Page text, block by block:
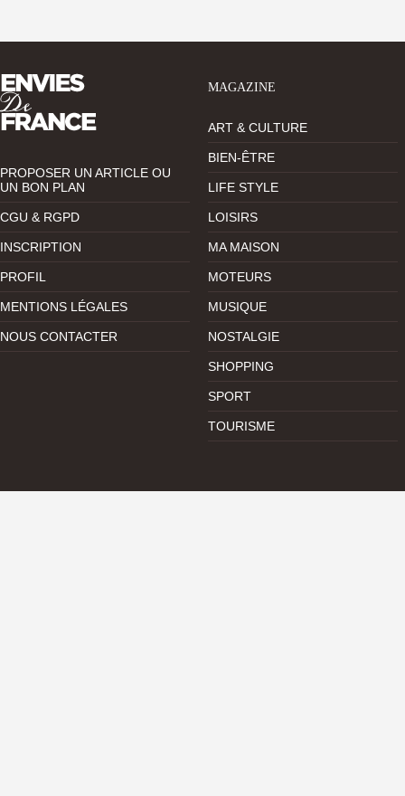
PROPOSER UN ARTICLE OU
UN BON PLAN
CGU & RGPD
INSCRIPTION
PROFIL
MENTIONS LÉGALES
NOUS CONTACTER
MAGAZINE
ART & CULTURE
BIEN-ÊTRE
LIFE STYLE
LOISIRS
MA MAISON
MOTEURS
MUSIQUE
NOSTALGIE
SHOPPING
SPORT
TOURISME